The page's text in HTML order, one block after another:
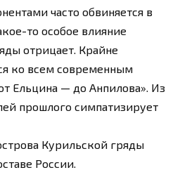
часто обвиняется в
то особое влияние
отрицает. Крайне
ко всем современным
Ельцина — до Анпилова». Из
прошлого симпатизирует
Курильской гряды
России.